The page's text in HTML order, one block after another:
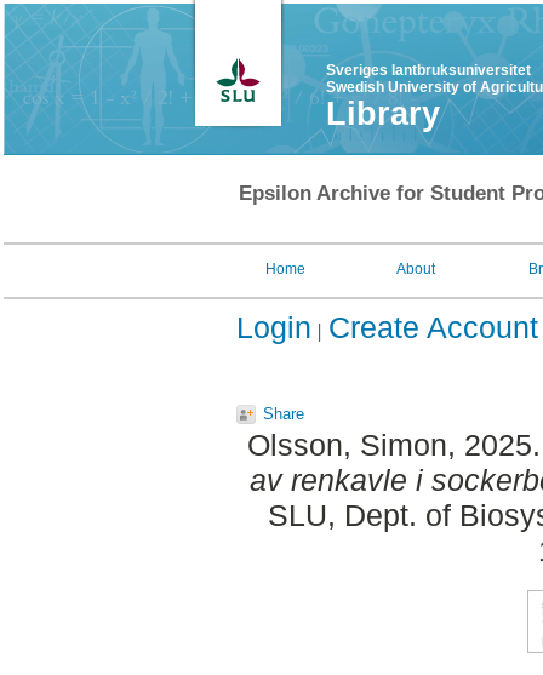
Sveriges lantbruksuniversitet
Swedish University of
Library
Epsilon Archive for Student
Home About
Login Create Account
Share
Olsson, Simon,
av renkavle i
SLU, Dept. of